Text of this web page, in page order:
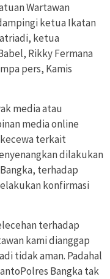
Wartawan
ketua Ikatan
ketua
Rikky Fermana
pers, Kamis
media atau
media online
terkait
dilakukan
terhadap
konfirmasi
terhadap
kami dianggap
tidak aman. Padahal
Bangka tak